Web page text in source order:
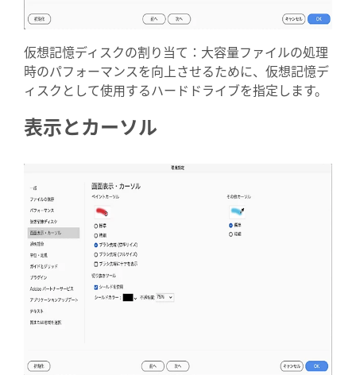
仮想記憶ディスクの割り当て：大容量ファイルの処理
時のパフォーマンスを向上させるために、仮想記憶デ
ィスクとして使用するハードドライブを指定します。
表示とカーソル